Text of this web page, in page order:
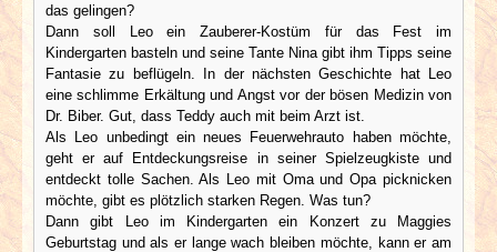
das gelingen?
Dann soll Leo ein Zauberer-Kostüm für das Fest im
Kindergarten basteln und seine Tante Nina gibt ihm Tipps seine
Fantasie zu beflügeln. In der nächsten Geschichte hat Leo
eine schlimme Erkältung und Angst vor der bösen Medizin von
Dr. Biber. Gut, dass Teddy auch mit beim Arzt ist.
Als Leo unbedingt ein neues Feuerwehrauto haben möchte,
geht er auf Entdeckungsreise in seiner Spielzeugkiste und
entdeckt tolle Sachen. Als Leo mit Oma und Opa picknicken
möchte, gibt es plötzlich starken Regen. Was tun?
Dann gibt Leo im Kindergarten ein Konzert zu Maggies
Geburtstag und als er lange wach bleiben möchte, kann er am